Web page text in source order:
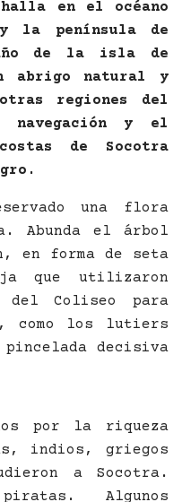
en el océano
la península de
de la isla de
abrigo natural y
regiones del
navegación y el
de Socotra
una flora
Abunda el árbol
en forma de seta
que utilizaron
del Coliseo para
como los lutiers
pincelada decisiva
por la riqueza
indios, griegos
a Socotra.
Algunos